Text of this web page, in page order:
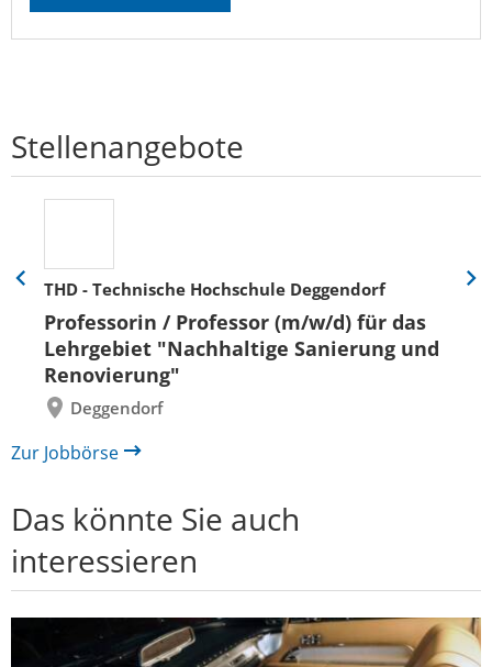
Stellenangebote
THD - Technische Hochschule Deggendorf
Professorin / Professor (m/w/d) für das
Lehrgebiet "Nachhaltige Sanierung und
Renovierung"
Deggendorf
Eine
zurück
Eine
Zur Jobbörse
Das könnte Sie auch
interessieren